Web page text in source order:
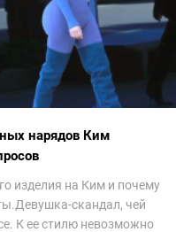
нарядов Ким
изделия на Ким и почему
скандал, чей
К ее стилю невозможно